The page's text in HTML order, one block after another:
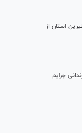
و خیرین استان از
استان یزد در جریان پویش «دوشنبه‌های رهایی» که دوشنبه هر هفته در استان برگزار می‌شود زمینه آزادی ۶ زندانی جرایم